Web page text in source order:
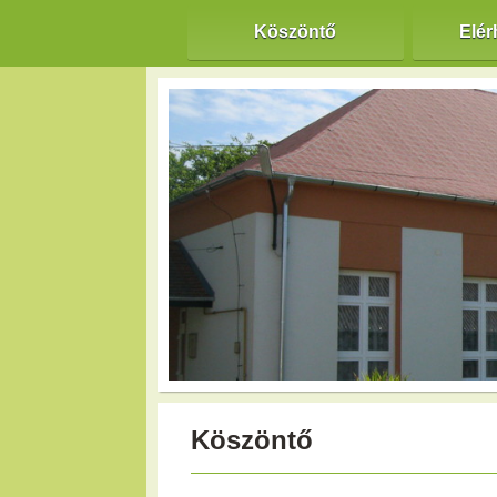
Köszöntő
Köszöntő